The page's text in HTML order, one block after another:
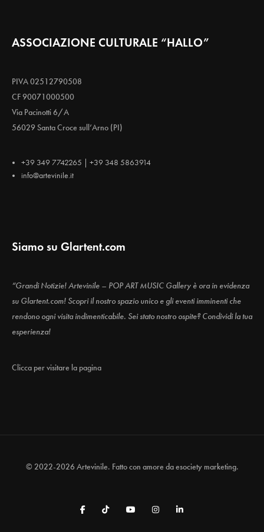
ASSOCIAZIONE CULTURALE “HALLO”
PIVA 02512790508
CF 90071000500
Via Pacinotti 6/A
56029 Santa Croce sull’Arno (PI)
+39 349 7742265 | +39 348 5863914
info@artevinile.it
Siamo su Glartent.com
“Grandi Notizie! Artevinile – POP ART MUSIC Gallery è ora in evidenza
su Glartent.com! Scopri il nostro spazio unico e gli eventi imminenti che
rendono ogni visita indimenticabile. Sei stato nostro ospite? Condividi la tua
esperienza!
Clicca per visitare la pagina
© 2022-2026 Artevinile. Fatto con amore daesociety marketing.